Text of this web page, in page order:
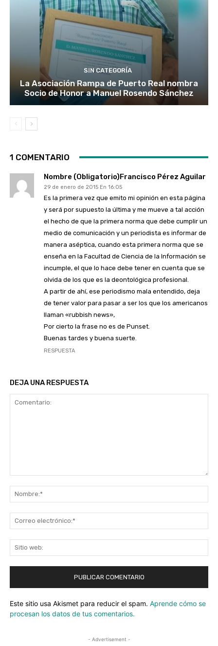
SIN CATEGORÍA
La Asociación Rampa de Puerto Real nombra
Socio de Honor a Manuel Rosendo Sánchez
1 COMENTARIO
Nombre (obligatorio)Francisco Pérez Aguilar
29 de enero de 2015 En 16:05
Es la primera vez que emito mi opinión en esta página
y será por supuesto la última y me mueve a tal acción
el hecho de que la primera norma que debe cumplir un
medio de comunicación y un periodista es informar de
manera aséptica, cuando esta primera norma que se
enseña en la Facultad de Ciencia de la Información se
incumple, el que lo hace debe tener en cuenta que se
olvida de los que es la deontológica profesional.
A partir de ahí, ese periodismo mala entendido, deja
de tener valor para pasar a ser los que los americanos
llaman «rubbish news»,
Por cierto la frase no es de Punset.
Buenas tardes y buena suerte.
RESPUESTA
DEJA UNA RESPUESTA
Este sitio usa Akismet para reducir el spam. Aprende cómo se
procesan los datos de tus comentarios.
- Advertisement -